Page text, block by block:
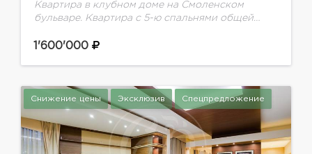
Квартира в клубном доме на Смоленском
бульваре. Квартира с 5-ю спальнями общей
этажеВыполнен ремонт по индивидуальному
1'600'000
Снижение цены Эксклюзив Спецпредложение